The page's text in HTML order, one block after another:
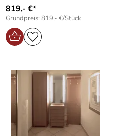
819,- €*
Grundpreis: 819,- €/Stück